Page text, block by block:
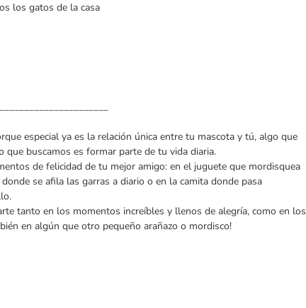
los gatos de la casa
especial ya es la relación única entre tu mascota y tú, algo que
que buscamos es formar parte de tu vida diaria.
de felicidad de tu mejor amigo: en el juguete que mordisquea
se afila las garras a diario o en la camita donde pasa
tanto en los momentos increíbles y llenos de alegría, como en los
en algún que otro pequeño arañazo o mordisco!